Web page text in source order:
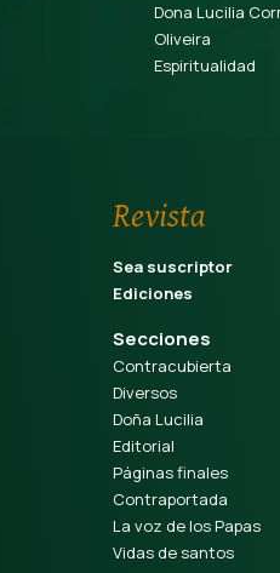
Dona Lucilia
Oliveira
Espiritualidad
Revista
Sea suscriptor
Ediciones
Secciones
Contracubierta
Diversos
Doña Lucilia
Editorial
Páginas finales
Contraportada
La voz de los Papas
Vidas de santos